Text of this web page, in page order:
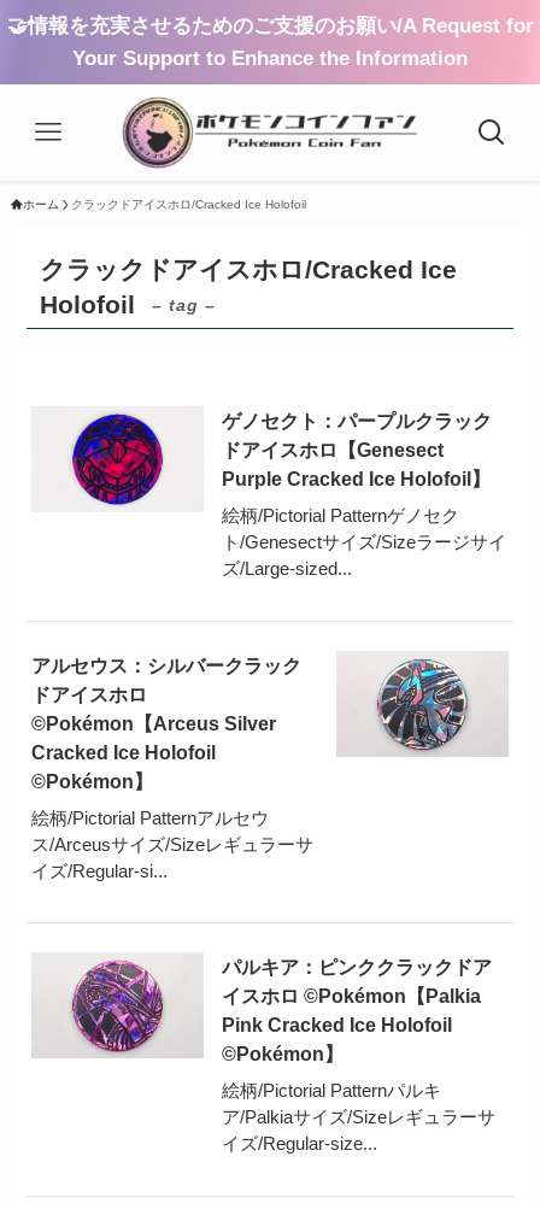
🤝情報を充実させるためのご支援のお願い/A Request for
Your Support to Enhance the Information
ホーム クラックドアイスホロ/Cracked Ice Holofoil
クラックドアイスホロ/Cracked Ice
Holofoil
– tag –
ゲノセクト：パープルクラック
ドアイスホロ【Genesect
Purple Cracked Ice Holofoil】
絵柄/Pictorial Patternゲノセク
ト/Genesectサイズ/Sizeラージサイ
ズ/Large-sized...
アルセウス：シルバークラック
ドアイスホロ
©Pokémon【Arceus Silver
Cracked Ice Holofoil
©Pokémon】
絵柄/Pictorial Patternアルセウ
ス/Arceusサイズ/Sizeレギュラーサ
イズ/Regular-si...
パルキア：ピンククラックドア
イスホロ ©Pokémon【Palkia
Pink Cracked Ice Holofoil
©Pokémon】
絵柄/Pictorial Patternパルキ
ア/Palkiaサイズ/Sizeレギュラーサ
イズ/Regular-size...